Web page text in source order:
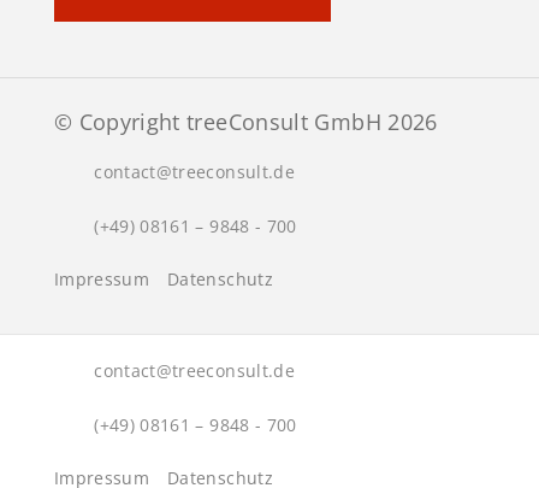
© Copyright treeConsult GmbH 2026
contact@treeconsult.de
(+49) 08161 – 9848 - 700
Impressum Datenschutz
contact@treeconsult.de
(+49) 08161 – 9848 - 700
Impressum Datenschutz